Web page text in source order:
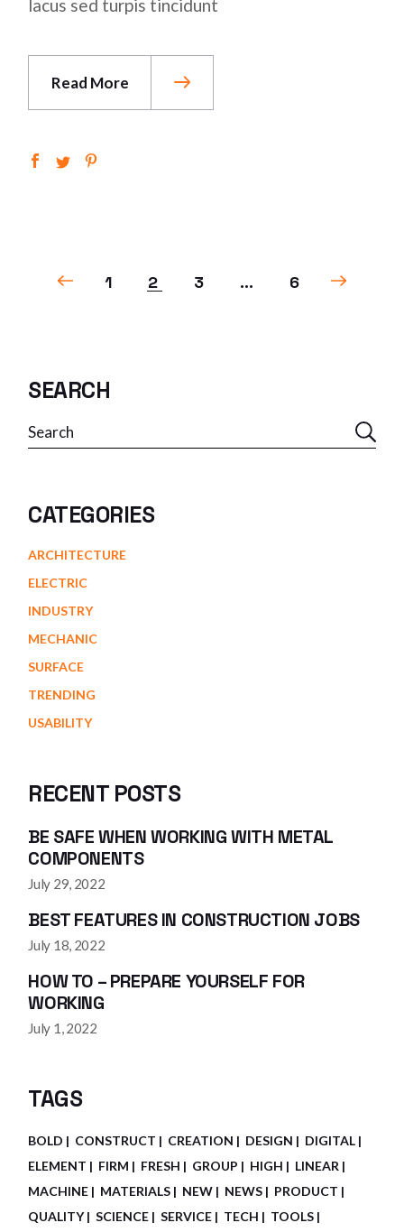
lacus sed turpis tincidunt
Read More
POSTS
1 2 3 … 6
SEARCH
Search
CATEGORIES
ARCHITECTURE
ELECTRIC
INDUSTRY
MECHANIC
SURFACE
TRENDING
USABILITY
RECENT POSTS
BE SAFE WHEN WORKING WITH METAL
COMPONENTS
July 29, 2022
BEST FEATURES IN CONSTRUCTION JOBS
July 18, 2022
HOW TO – PREPARE YOURSELF FOR
WORKING
July 1, 2022
TAGS
BOLD CONSTRUCT CREATION DESIGN
DIGITAL
ELEMENT
FIRM FRESH GROUP HIGH
LINEAR
MACHINE
MATERIALS NEW NEWS
PRODUCT
QUALITY
SCIENCE SERVICE TECH
TOOLS